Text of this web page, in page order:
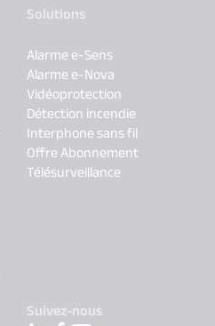
Solutions
Alarme e-Sens
Alarme e-Nova
Vidéoprotection
Détection incendie
Interphone sans fil
Offre Abonnement
Télésurveillance
Suivez-nous